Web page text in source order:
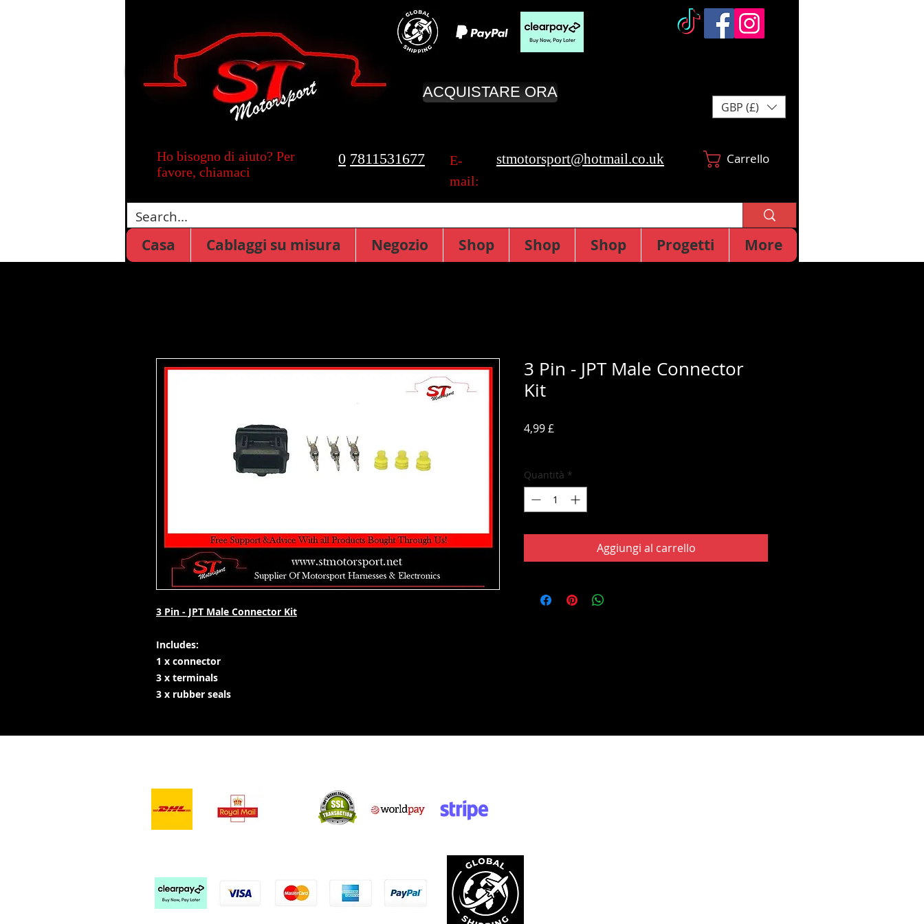
ACQUISTARE ORA
GBP (£)
Ho bisogno di aiuto? Per
favore, chiamaci
0 7811531677
E-
mail:
stmotorsport@hotmail.co.uk Carrello
Casa Cablaggi su misura Negozio Shop Shop Shop Progetti More
3 Pin - JPT Male Connector Kit
Includes:
1 x connector
3 x terminals
3 x rubber seals
3 Pin - JPT Male Connector
Kit
4,99 £
Quantità *
Aggiungi al carrello